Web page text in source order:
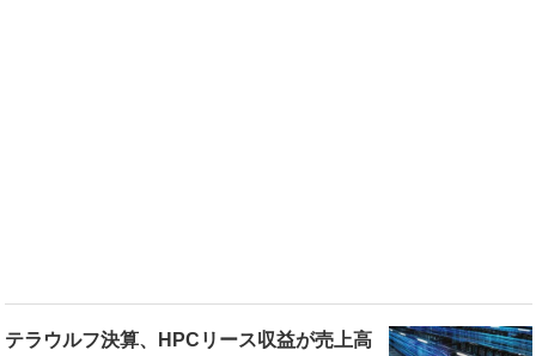
テラウルフ決算、HPCリース収益が売上高